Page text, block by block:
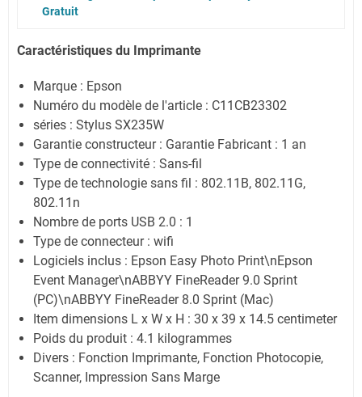
Gratuit
Caractéristiques du Imprimante
Marque : Epson
Numéro du modèle de l'article : C11CB23302
séries : Stylus SX235W
Garantie constructeur : Garantie Fabricant : 1 an
Type de connectivité : Sans-fil
Type de technologie sans fil : 802.11B, 802.11G,
802.11n
Nombre de ports USB 2.0 : 1
Type de connecteur : wifi
Logiciels inclus : Epson Easy Photo Print\nEpson
Event Manager\nABBYY FineReader 9.0 Sprint
(PC)\nABBYY FineReader 8.0 Sprint (Mac)
Item dimensions L x W x H : 30 x 39 x 14.5 centimeter
Poids du produit : 4.1 kilogrammes
Divers : Fonction Imprimante, Fonction Photocopie,
Scanner, Impression Sans Marge